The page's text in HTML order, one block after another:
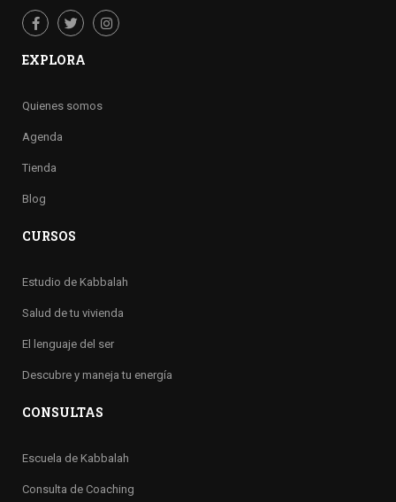
EXPLORA
Quienes somos
Agenda
Tienda
Blog
CURSOS
Estudio de Kabbalah
Salud de tu vivienda
El lenguaje del ser
Descubre y maneja tu energía
CONSULTAS
Escuela de Kabbalah
Consulta de Coaching